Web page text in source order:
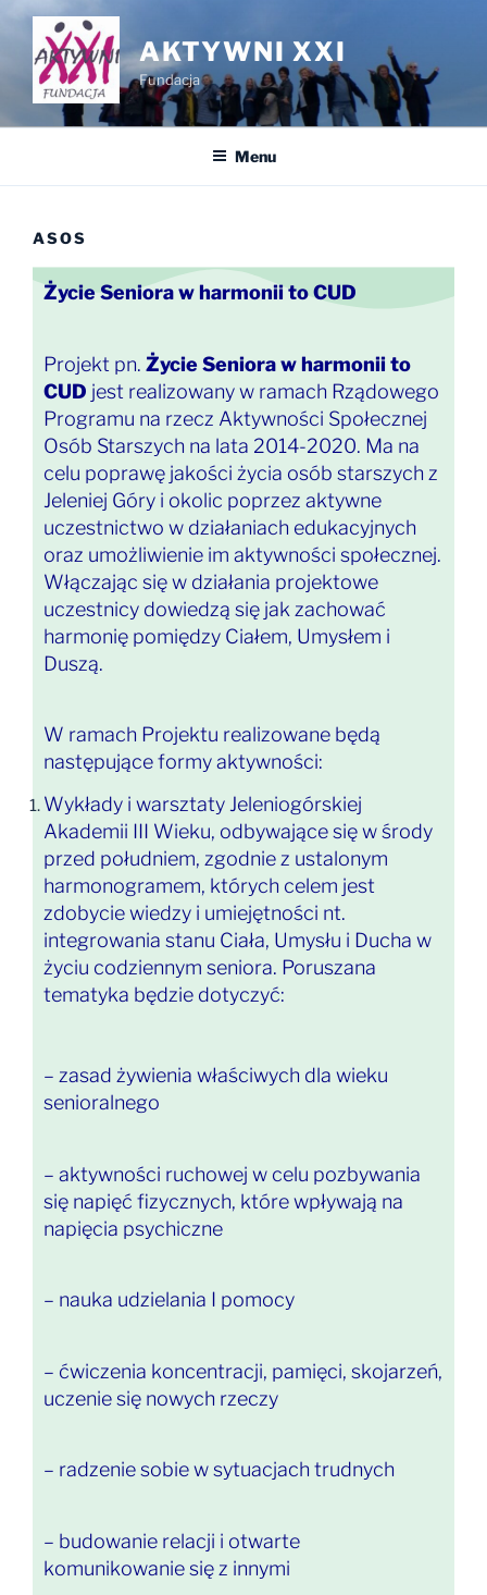
AKTYWNI XXI
Fundacja
Menu
ASOS
Życie Seniora w harmonii to CUD
Projekt pn. Życie Seniora w harmonii to
CUD jest realizowany w ramach Rządowego
Programu na rzecz Aktywności Społecznej
Osób Starszych na lata 2014-2020. Ma na
celu poprawę jakości życia osób starszych z
Jeleniej Góry i okolic poprzez aktywne
uczestnictwo w działaniach edukacyjnych
oraz umożliwienie im aktywności społecznej.
Włączając się w działania projektowe
uczestnicy dowiedzą się jak zachować
harmonię pomiędzy Ciałem, Umysłem i
Duszą.
W ramach Projektu realizowane będą
następujące formy aktywności:
Wykłady i warsztaty Jeleniogórskiej
Akademii III Wieku, odbywające się w środy
przed południem, zgodnie z ustalonym
harmonogramem, których celem jest
zdobycie wiedzy i umiejętności nt.
integrowania stanu Ciała, Umysłu i Ducha w
życiu codziennym seniora. Poruszana
tematyka będzie dotyczyć:
– zasad żywienia właściwych dla wieku
senioralnego
– aktywności ruchowej w celu pozbywania
się napięć fizycznych, które wpływają na
napięcia psychiczne
– nauka udzielania I pomocy
– ćwiczenia koncentracji, pamięci, skojarzeń,
uczenie się nowych rzeczy
– radzenie sobie w sytuacjach trudnych
– budowanie relacji i otwarte
komunikowanie się z innymi